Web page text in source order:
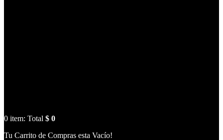
0 item: Total $ 0
Tu Carrito de Compras esta Vacío!